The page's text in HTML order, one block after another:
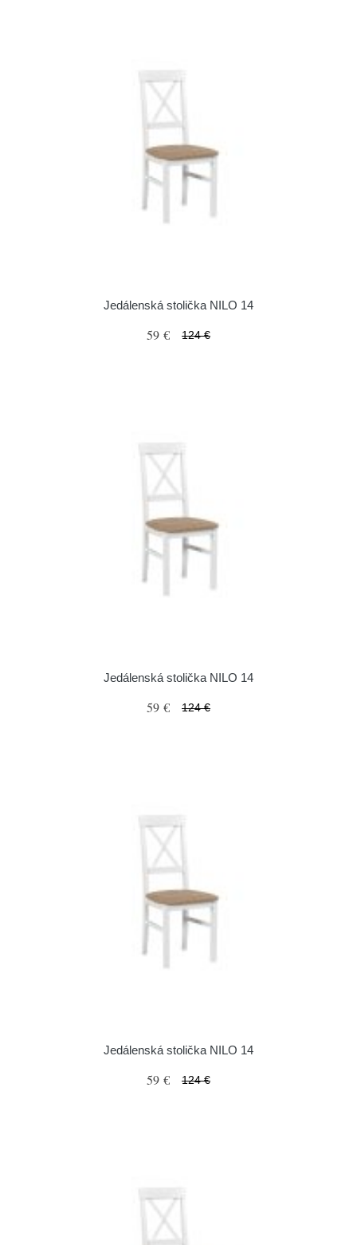
Jedálenská stolička NILO 14
59 € 124 €
Jedálenská stolička NILO 14
59 € 124 €
Jedálenská stolička NILO 14
59 € 124 €